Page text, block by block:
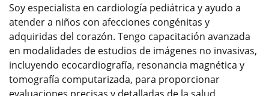
Soy especialista en cardiología pediátrica y ayudo a
atender a niños con afecciones congénitas y
adquiridas del corazón. Tengo capacitación avanzada
en modalidades de estudios de imágenes no invasivas,
incluyendo ecocardiografía, resonancia magnética y
tomografía computarizada, para proporcionar